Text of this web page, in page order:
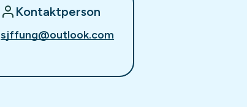
Kontaktperson
sjffung@outlook.com